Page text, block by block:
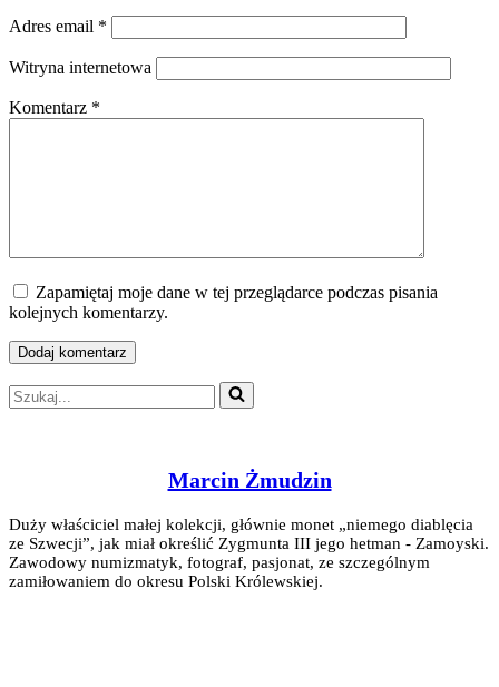
Adres email *
Witryna internetowa
Komentarz *
Zapamiętaj moje dane w tej przeglądarce podczas pisania
kolejnych komentarzy.
Szukaj...
Marcin Żmudzin
Duży właściciel małej kolekcji, głównie monet „niemego diablęcia
ze Szwecji”, jak miał określić Zygmunta III jego hetman - Zamoyski.
Zawodowy numizmatyk, fotograf, pasjonat, ze szczególnym
zamiłowaniem do okresu Polski Królewskiej.